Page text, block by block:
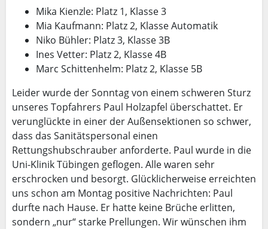
Mika Kienzle: Platz 1, Klasse 3
Mia Kaufmann: Platz 2, Klasse Automatik
Niko Bühler: Platz 3, Klasse 3B
Ines Vetter: Platz 2, Klasse 4B
Marc Schittenhelm: Platz 2, Klasse 5B
Leider wurde der Sonntag von einem schweren Sturz
unseres Topfahrers Paul Holzapfel überschattet. Er
verunglückte in einer der Außensektionen so schwer,
dass das Sanitätspersonal einen
Rettungshubschrauber anforderte. Paul wurde in die
Uni-Klinik Tübingen geflogen. Alle waren sehr
erschrocken und besorgt. Glücklicherweise erreichten
uns schon am Montag positive Nachrichten: Paul
durfte nach Hause. Er hatte keine Brüche erlitten,
sondern „nur“ starke Prellungen. Wir wünschen ihm